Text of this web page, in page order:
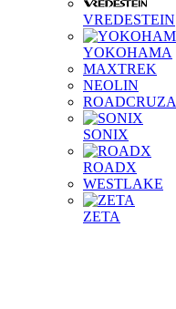
VREDESTEIN
YOKOHAMA
MAXTREK
NEOLIN
ROADCRUZA
SONIX
ROADX
WESTLAKE
ZETA